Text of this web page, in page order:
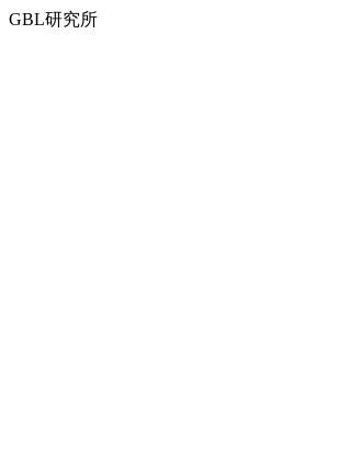
GBL研究所